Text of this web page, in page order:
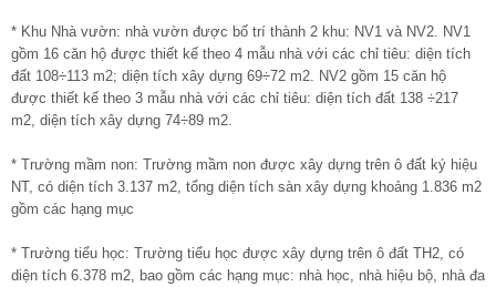
* Khu Nhà vườn: nhà vườn được bố trí thành 2 khu: NV1 và NV2. NV1
gồm 16 căn hộ được thiết kế theo 4 mẫu nhà với các chỉ tiêu: diện tích
đất 108÷113 m2; diện tích xây dựng 69÷72 m2. NV2 gồm 15 căn hộ
được thiết kế theo 3 mẫu nhà với các chỉ tiêu: diện tích đất 138 ÷217
m2, diện tích xây dựng 74÷89 m2.
* Trường mầm non: Trường mầm non được xây dựng trên ô đất ký hiệu
NT, có diện tích 3.137 m2, tổng diện tích sàn xây dựng khoảng 1.836 m2
gồm các hạng mục
* Trường tiểu học: Trường tiểu học được xây dựng trên ô đất TH2, có
diện tích 6.378 m2, bao gồm các hạng mục: nhà học, nhà hiệu bộ, nhà đa